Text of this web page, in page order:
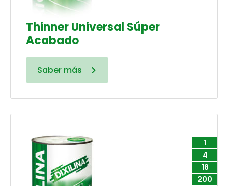
Thinner Universal Súper
Acabado
Saber más
1
4
18
200